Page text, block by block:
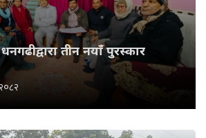
धनगढीद्वारा तीन नयाँ पुरस्कार